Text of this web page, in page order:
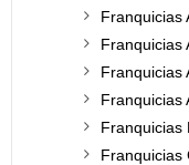
Franquicias
Franquicias
Franquicias
Franquicias
Franquicias
Franquicias